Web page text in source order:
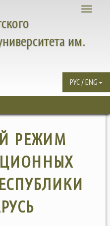
Toggle
им.
РУС / ENG
РЕЖИМ